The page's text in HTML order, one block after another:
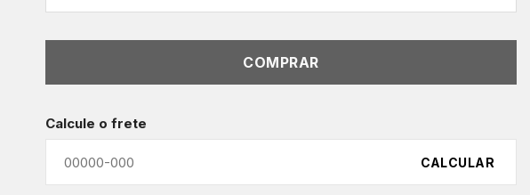
COMPRAR
Calcule o frete
CALCULAR